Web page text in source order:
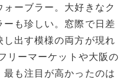
ーブラー。大好きなク
も珍しい。窓際で日差
出す模様の両方が現れ
リーマーケットや大阪の
も注目が高かったのは